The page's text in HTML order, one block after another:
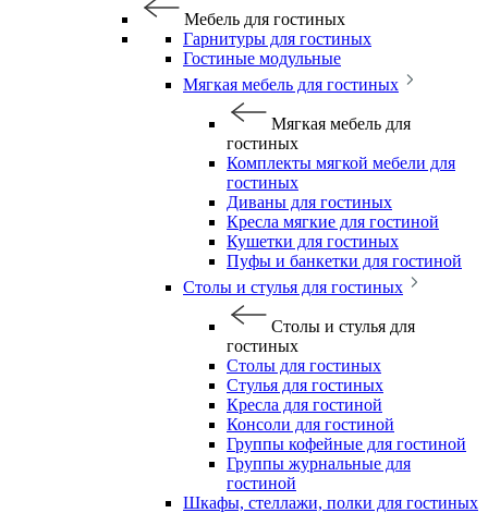
Мебель для гостиных
Гарнитуры для гостиных
Гостиные модульные
Мягкая мебель для гостиных
Мягкая мебель для
гостиных
Комплекты мягкой мебели для
гостиных
Диваны для гостиных
Кресла мягкие для гостиной
Кушетки для гостиных
Пуфы и банкетки для гостиной
Столы и стулья для гостиных
Столы и стулья для
гостиных
Столы для гостиных
Стулья для гостиных
Кресла для гостиной
Консоли для гостиной
Группы кофейные для гостиной
Группы журнальные для
гостиной
Шкафы, стеллажи, полки для гостиных